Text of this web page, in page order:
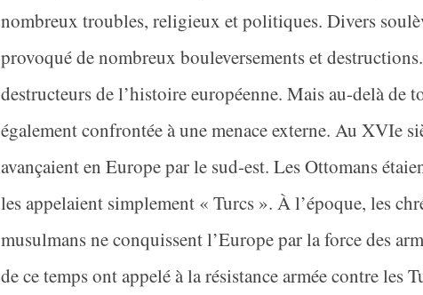
nombreux troubles, religieux et politiques. Divers
provoqué de nombreux bouleversements et
destructeurs de l’histoire européenne. Mais au-delà de
également confrontée à une menace externe. Au XVIe
avançaient en Europe par le sud-est. Les Ottomans
les appelaient simplement « Turcs ». À l’époque, les
musulmans ne conquissent l’Europe par la force des
de ce temps ont appelé à la résistance armée contre les